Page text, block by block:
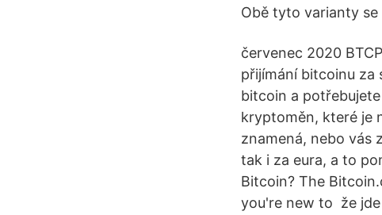
Obě tyto varianty
červenec 2020
přijímání bitcoinu za
bitcoin a
kryptoměn, které je
znamená, nebo vás
tak i za eura, a to
Bitcoin? The
you're new to že